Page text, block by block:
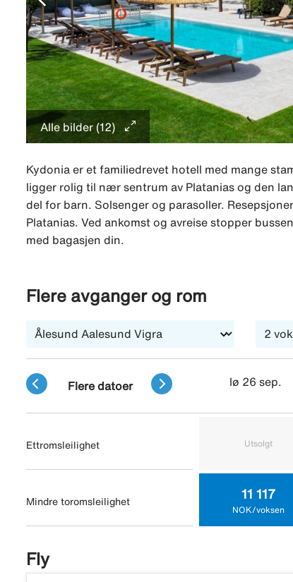
Alle bilder (12)
Kydonia er et familiedrevet hotell med mange
ligger rolig til nær sentrum av Platanias og den
del for barn. Solsenger og parasoller.
Platanias. Ved ankomst og avreise stopper
med bagasjen din.
Flere avganger og rom
Flere datoer lø 26 sep.
Ettromsleilighet Utsolgt
Mindre toromsleilighet
11 117
NOK/voksen
Fly